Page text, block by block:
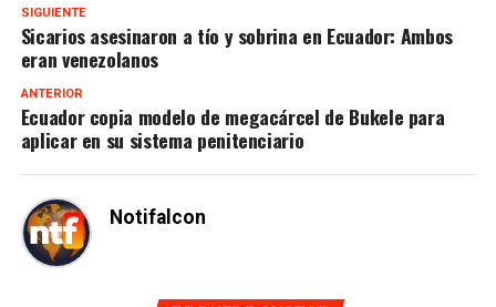
SIGUIENTE
Sicarios asesinaron a tío y sobrina en Ecuador: Ambos
eran venezolanos
ANTERIOR
Ecuador copia modelo de megacárcel de Bukele para
aplicar en su sistema penitenciario
Notifalcon